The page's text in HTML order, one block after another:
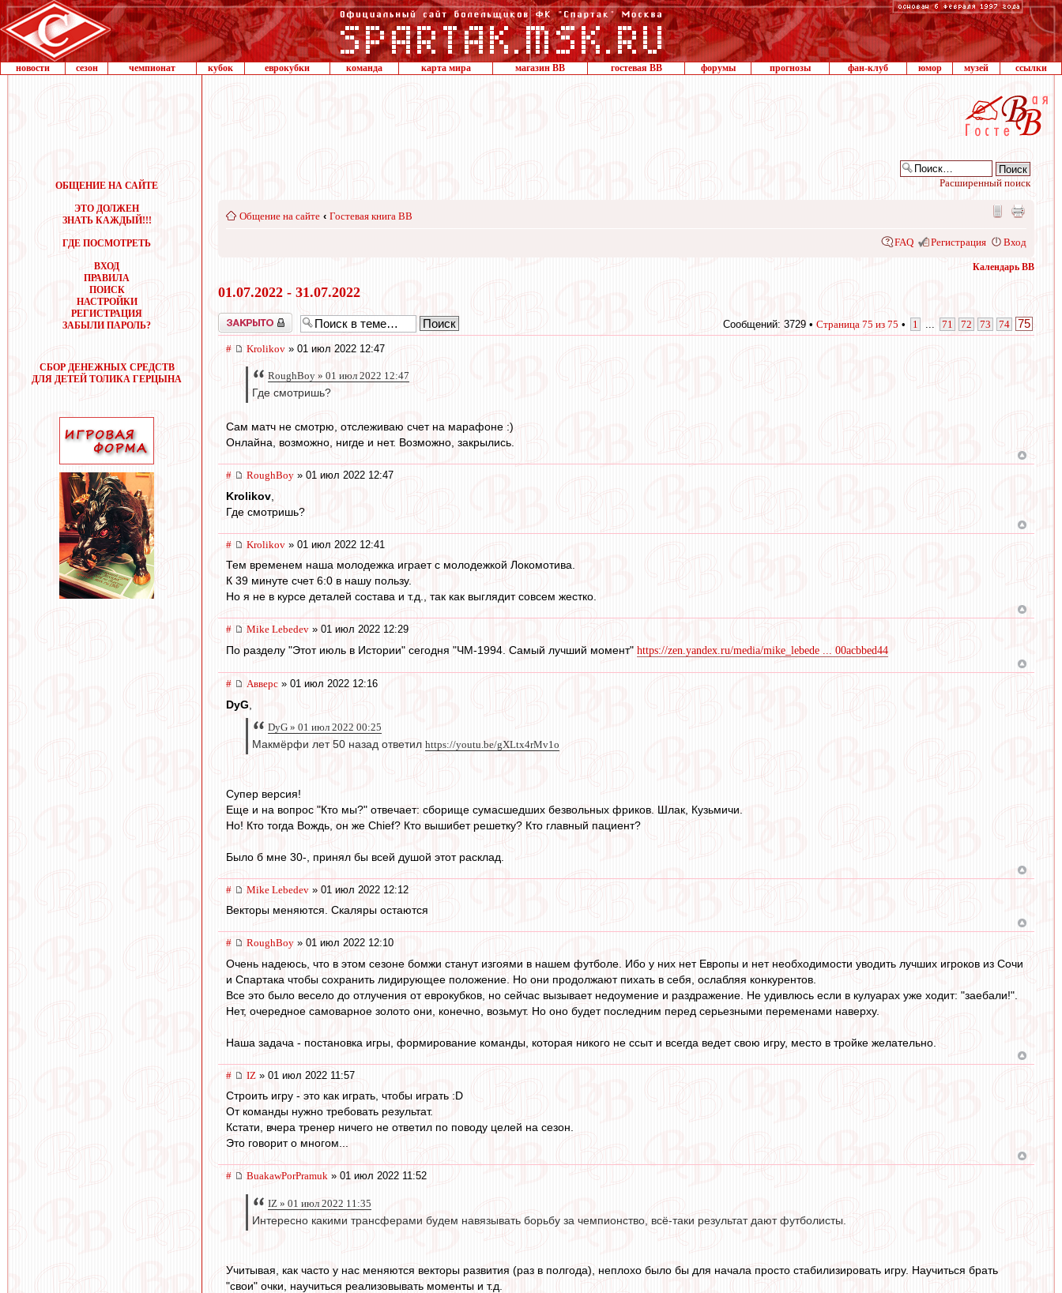
новости сезон чемпионат кубок еврокубки команда карта мира магазин ВВ гостевая ВВ форумы прогнозы фан-клуб юмор музей ссылки
ОБЩЕНИЕ НА САЙТЕ
ЭТО ДОЛЖЕН
ЗНАТЬ КАЖДЫЙ!!!
ГДЕ ПОСМОТРЕТЬ
ВХОД
ПРАВИЛА
ПОИСК
НАСТРОЙКИ
РЕГИСТРАЦИЯ
ЗАБЫЛИ ПАРОЛЬ?
СБОР ДЕНЕЖНЫХ СРЕДСТВ
ДЛЯ ДЕТЕЙ ТОЛИКА ГЕРЦЫНА
Расширенный поиск
Общение на сайте ‹ Гостевая книга ВВ
FAQ Регистрация Вход
Календарь ВВ
01.07.2022 - 31.07.2022
Закрыто Сообщений: 3729 • Страница 75 из 75 • 1 71 72 73 74 75
# Krolikov » 01 июл 2022 12:47
RoughBoy » 01 июл 2022 12:47
Где смотришь?
Сам матч не смотрю, отслеживаю счет на марафоне :)
Онлайна, возможно, нигде и нет. Возможно, закрылись.
# RoughBoy » 01 июл 2022 12:47
Krolikov
Где смотришь?
# Krolikov » 01 июл 2022 12:41
Тем временем наша молодежка играет с молодежкой Локомотива.
К 39 минуте счет 6:0 в нашу пользу.
Но я не в курсе деталей состава и т.д., так как выглядит совсем жестко.
# Mike Lebedev » 01 июл 2022 12:29
По разделу "Этот июль в Истории" сегодня "ЧМ-1994. Самый лучший момент" https://zen.yandex.ru/media/mike_lebede ... 00acbbed44
# Авверс » 01 июл 2022 12:16
DyG
DyG » 01 июл 2022 00:25
Макмёрфи лет 50 назад ответил https://youtu.be/gXLtx4rMv1o
Супер версия!
Еще и на вопрос "Кто мы?" отвечает: сборище сумасшедших безвольных фриков. Шлак, Кузьмичи.
Но! Кто тогда Вождь, он же Chief? Кто вышибет решетку? Кто главный пациент?
Было б мне 30-, принял бы всей душой этот расклад.
# Mike Lebedev » 01 июл 2022 12:12
Векторы меняются. Скаляры остаются
# RoughBoy » 01 июл 2022 12:10
Очень надеюсь, что в этом сезоне бомжи станут изгоями в нашем футболе. Ибо у них нет Европы и нет необходимости уводить лучших игроков из Сочи
и Спартака чтобы сохранить лидирующее положение. Но они продолжают пихать в себя, ослабляя конкурентов.
Все это было весело до отлучения от еврокубков, но сейчас вызывает недоумение и раздражение. Не удивлюсь если в кулуарах уже ходит: "заебали!".
Нет, очередное самоварное золото они, конечно, возьмут. Но оно будет последним перед серьезными переменами наверху.
Наша задача - постановка игры, формирование команды, которая никого не ссыт и всегда ведет свою игру, место в тройке желательно.
# IZ » 01 июл 2022 11:57
Строить игру - это как играть, чтобы играть :D
От команды нужно требовать результат.
Кстати, вчера тренер ничего не ответил по поводу целей на сезон.
Это говорит о многом...
# BuakawPorPramuk » 01 июл 2022 11:52
IZ » 01 июл 2022 11:35
Интересно какими трансферами будем навязывать борьбу за чемпионство, всё-таки результат дают футболисты.
Учитывая, как часто у нас меняются векторы развития (раз в полгода), неплохо было бы для начала просто стабилизировать игру. Научиться брать
"свои" очки, научиться реализовывать моменты и т.д.